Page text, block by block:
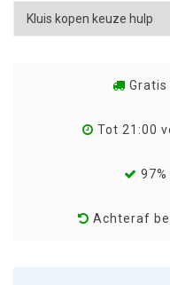
Gratis
Tot 21:00
Achteraf